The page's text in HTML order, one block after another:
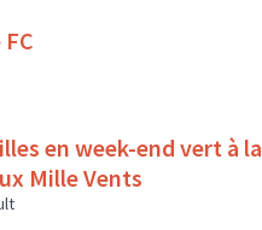
en week-end vert à la
Mille Vents